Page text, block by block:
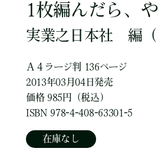
1枚編んだら、
実業之日本社 編
Ａ４ラージ判 136ページ
2013年03月04日発売
価格 985円（税込）
ISBN 978-4-408-63301-5
在庫なし